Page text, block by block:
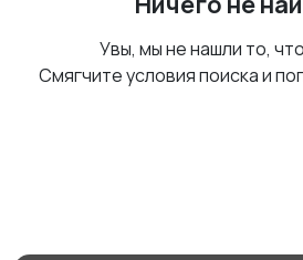
Увы, мы не нашли то,
Смягчите условия поиска и